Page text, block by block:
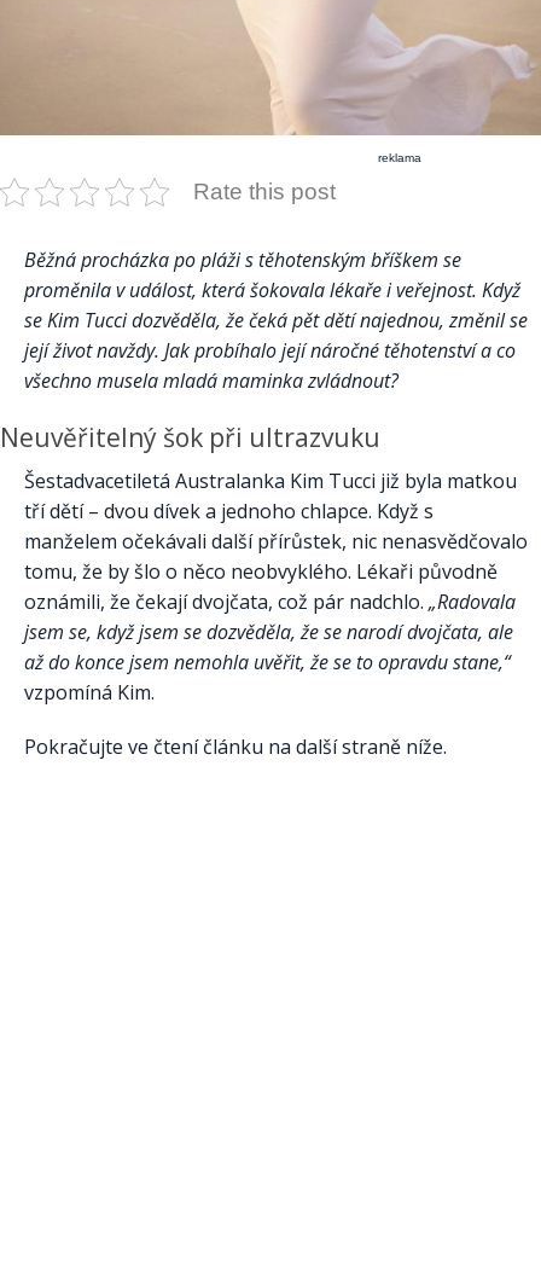
reklama
Rate this post
Běžná procházka po pláži s těhotenským bříškem se
proměnila v událost, která šokovala lékaře i veřejnost. Když
se Kim Tucci dozvěděla, že čeká pět dětí najednou, změnil se
její život navždy. Jak probíhalo její náročné těhotenství a co
všechno musela mladá maminka zvládnout?
Neuvěřitelný šok při ultrazvuku
Šestadvacetiletá Australanka Kim Tucci již byla matkou
tří dětí – dvou dívek a jednoho chlapce. Když s
manželem očekávali další přírůstek, nic nenasvědčovalo
tomu, že by šlo o něco neobvyklého. Lékaři původně
oznámili, že čekají dvojčata, což pár nadchlo. „Radovala
jsem se, když jsem se dozvěděla, že se narodí dvojčata, ale
až do konce jsem nemohla uvěřit, že se to opravdu stane,“
vzpomíná Kim.
Pokračujte ve čtení článku na další straně níže.